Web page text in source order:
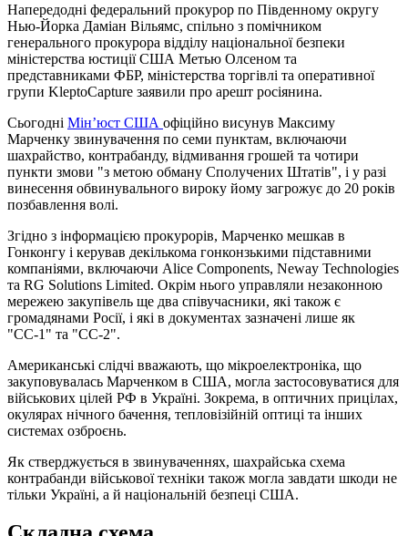
Напередодні федеральний прокурор по Південному округу
Нью-Йорка Даміан Вільямс, спільно з помічником
генерального прокурора відділу національної безпеки
міністерства юстиції США Метью Олсеном та
представниками ФБР, міністерства торгівлі та оперативної
групи KleptoCapture заявили про арешт росіянина.
Сьогодні Мін’юст США офіційно висунув Максиму
Марченку звинувачення по семи пунктам, включаючи
шахрайство, контрабанду, відмивання грошей та чотири
пункти змови "з метою обману Сполучених Штатів", і у разі
винесення обвинувального вироку йому загрожує до 20 років
позбавлення волі.
Згідно з інформацією прокурорів, Марченко мешкав в
Гонконгу і керував декількома гонконзькими підставними
компаніями, включаючи Alice Components, Neway Technologies
та RG Solutions Limited. Окрім нього управляли незаконною
мережею закупівель ще два співучасники, які також є
громадянами Росії, і які в документах зазначені лише як
"СС-1" та "СС-2".
Американські слідчі вважають, що мікроелектроніка, що
закуповувалась Марченком в США, могла застосовуватися для
військових цілей РФ в Україні. Зокрема, в оптичних прицілах,
окулярах нічного бачення, тепловізійній оптиці та інших
системах озброєнь.
Як стверджується в звинуваченнях, шахрайська схема
контрабанди військової техніки також могла завдати шкоди не
тільки Україні, а й національній безпеці США.